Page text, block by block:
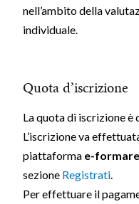
nell’ambito della
individuale.
Quota d’iscrizione
La quota di iscrizione è
L’iscrizione va
piattaforma e-formare
sezione Registrati.
Per effettuare il